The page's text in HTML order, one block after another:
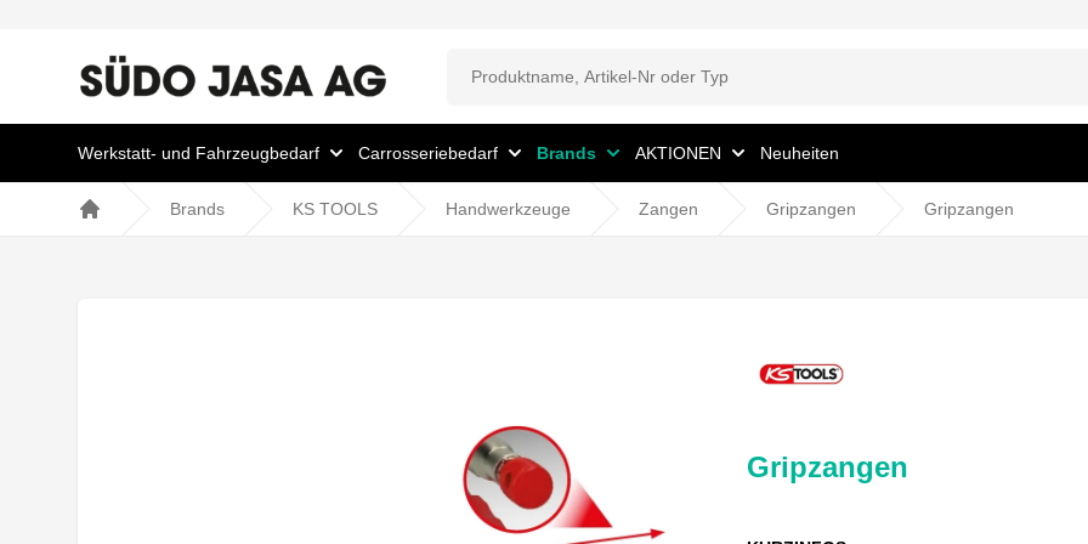
Werkstatt- und Fahrzeugbedarf Carrosseriebedarf Brands AKTIONEN Neuheiten
Brands KS TOOLS Handwerkzeuge Zangen Gripzangen Gripzangen
Gripzangen